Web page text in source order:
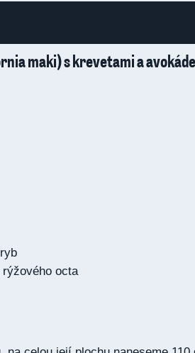
maki) s krevetami a
octa